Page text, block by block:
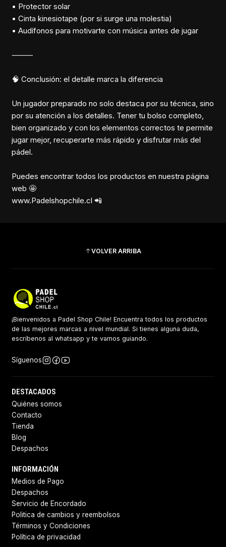
• Protector solar
• Cinta kinesiotape (por si surge una molestia)
• Audífonos para motivarte con música antes de jugar
⸻
🧠 Conclusión: el detalle marca la diferencia
Un jugador preparado no solo destaca por su técnica, sino
por su atención a los detalles. Tener tu bolso completo,
bien organizado y con los elementos correctos te permite
jugar mejor, recuperarte más rápido y disfrutar más del
pádel.
Puedes encontrar todos los productos en nuestra página
web 🤩
www.Padelshopchile.cl 📲
VOLVER ARRIBA
¡Bienvenidos a Padel Shop Chile! Encuentra todos los productos
de las mejores marcas a nivel mundial. Si tienes alguna duda,
escríbenos al whatsapp y te vamos guiando.
Síguenos
DESTACADOS
Quiénes somos
Contacto
Tienda
Blog
Despachos
INFORMACIÓN
Medios de Pago
Despachos
Servicio de Encordado
Politica de cambios y reembolsos
Términos y Condiciones
Política de privacidad